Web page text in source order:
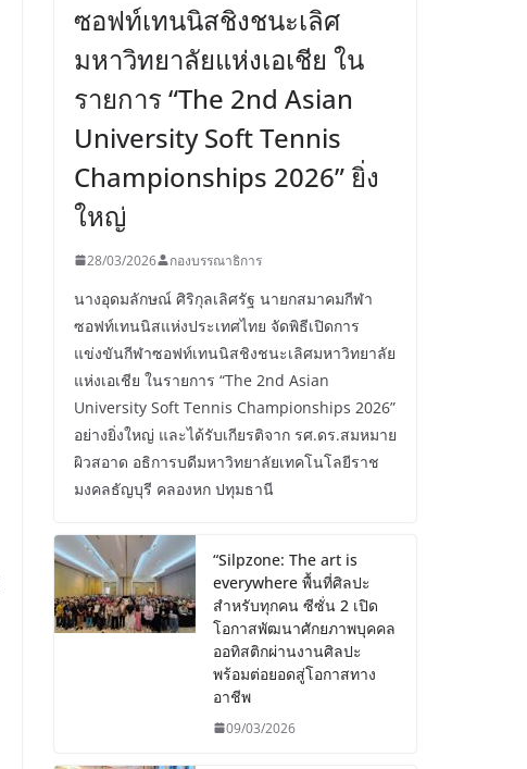
ซอฟท์เทนนิสชิงชนะเลิศ
มหาวิทยาลัยแห่งเอเชีย ใน
รายการ “The 2nd Asian
University Soft Tennis
Championships 2026” ยิ่ง
ใหญ่
28/03/2026 กองบรรณาธิการ
นางอุดมลักษณ์ ศิริกุลเลิศรัฐ นายกสมาคมกีฬา
ซอฟท์เทนนิสแห่งประเทศไทย จัดพิธีเปิดการ
แข่งขันกีฬาซอฟท์เทนนิสชิงชนะเลิศมหาวิทยาลัย
แห่งเอเชีย ในรายการ “The 2nd Asian
University Soft Tennis Championships 2026”
อย่างยิ่งใหญ่ และได้รับเกียรติจาก รศ.ดร.สมหมาย
ผิวสอาด อธิการบดีมหาวิทยาลัยเทคโนโลยีราช
มงคลธัญบุรี คลองหก ปทุมธานี
“Silpzone: The art is
everywhere พื้นที่ศิลปะ
สำหรับทุกคน ซีซั่น 2 เปิด
โอกาสพัฒนาศักยภาพบุคคล
ออทิสติกผ่านงานศิลปะ
พร้อมต่อยอดสู่โอกาสทาง
อาชีพ
09/03/2026